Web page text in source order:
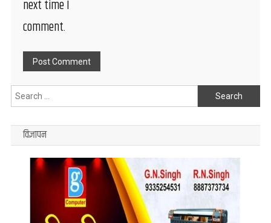
next time I
comment.
Search
for:
विज्ञापन